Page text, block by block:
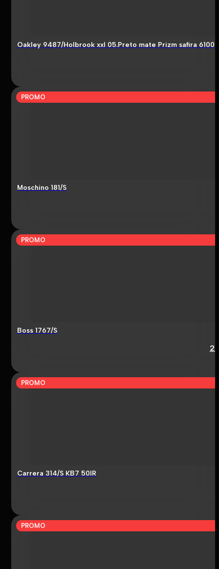
Oakley 9487/Holbrook xxl 05.Preto mate Prizm safira 6100
PROMO
Moschino 181/S
PROMO
Boss 1767/S
PROMO
Carrera 314/S KB7 50IR
PROMO